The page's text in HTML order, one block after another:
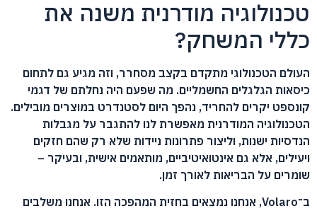
טכנולוגיה מודרנית משנה את
כללי המשחק?
העולם הטכנולוגי מתקדם בקצב מסחרר, וזה מגיע גם לתחום
כיסאות הגלגלים החשמליים. מה שפעם היה נחלתם של דגמי
קונספט יקרים להחריד, נהפך היום לסטנדרט במוצרים מובילים.
הטכנולוגיה המודרנית מאפשרת לנו להתגבר על מגבלות
הנדסיות ישנות, וליצור פתרונות ניידות שלא רק שהם חזקים
ויעילים, אלא גם אינטואיטיביים, מותאמים אישית, ובעיקר –
שומרים על הבריאות לאורך זמן.
ב־Volaro, אנחנו נמצאים בחזית המהפכה הזו. אנחנו משלבים